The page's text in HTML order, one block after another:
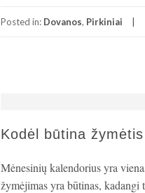
Posted in: Dovanos, Pirkiniai
Kodėl būtina
Mėnesinių kalendorius yra
žymėjimas yra būtinas,